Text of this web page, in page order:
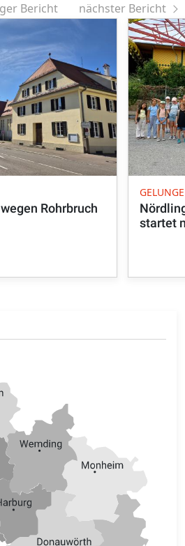
Bericht nächster Bericht
Rohrbruch
startet